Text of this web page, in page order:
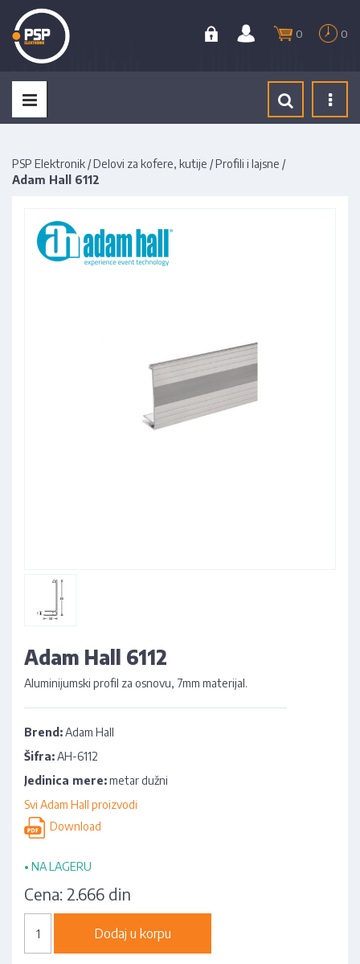
0 0
PSP Elektronik /Delovi za kofere, kutije /Profili i lajsne /
Adam Hall 6112
Adam Hall 6112
Aluminijumski profil za osnovu, 7mm materijal.
Brend:Adam Hall
Šifra:AH-6112
Jedinica mere:metar dužni
Svi Adam Hall proizvodi
Download
• NA LAGERU
Cena: 2.666 din
Dodaj u korpu